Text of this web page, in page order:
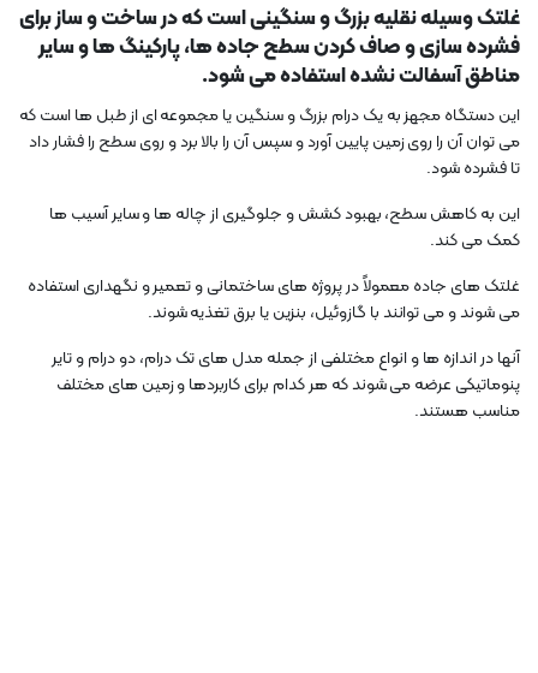
غلتک وسیله نقلیه بزرگ و سنگینی است که در ساخت و ساز برای
فشرده سازی و صاف کردن سطح جاده ها، پارکینگ ها و سایر
مناطق آسفالت نشده استفاده می شود.
این دستگاه مجهز به یک درام بزرگ و سنگین یا مجموعه ای از طبل ها است که
می توان آن را روی زمین پایین آورد و سپس آن را بالا برد و روی سطح را فشار داد
تا فشرده شود.
این به کاهش سطح، بهبود کشش و جلوگیری از چاله ها و سایر آسیب ها
کمک می کند.
غلتک های جاده معمولاً در پروژه های ساختمانی و تعمیر و نگهداری استفاده
می شوند و می توانند با گازوئیل، بنزین یا برق تغذیه شوند.
آنها در اندازه ها و انواع مختلفی از جمله مدل های تک درام، دو درام و تایر
پنوماتیکی عرضه می شوند که هر کدام برای کاربردها و زمین های مختلف
مناسب هستند.